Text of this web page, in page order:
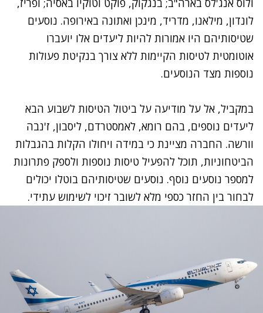
ולוס אנג'לס בארה"ב; בנגקוק, פוקט וטוקיו באסיה; ופריז,
לונדון, מילאנו, מדריד, מינכן ואתונה באירופה. נוסעים
שטיסותיהם היו אמורות להיות ליעדים אלו יועברו
אוטומטית לטיסות הקיימות ללא צורך בנקיטת פעולות
נוספות מצד הנוסעים.
במקביל, אל על מודיעה על ביטול הטיסות לשבוע הבא
ליעדים נוספים, בהם רומא, לאמסטרדם, ליסבון, ז'נבה
וורשה. החברה מציינת כי במידה ויחולו הקלות בהגבלות
הביטחוניות, תוכל להפעיל טיסות נוספות ולספק פתרונות
למספר נוסעים נוסף. נוסעים שטיסותיהם בוטלו יכולים
לבחור בין החזר כספי מלא לשובר זיכוי לשימוש עתידי.